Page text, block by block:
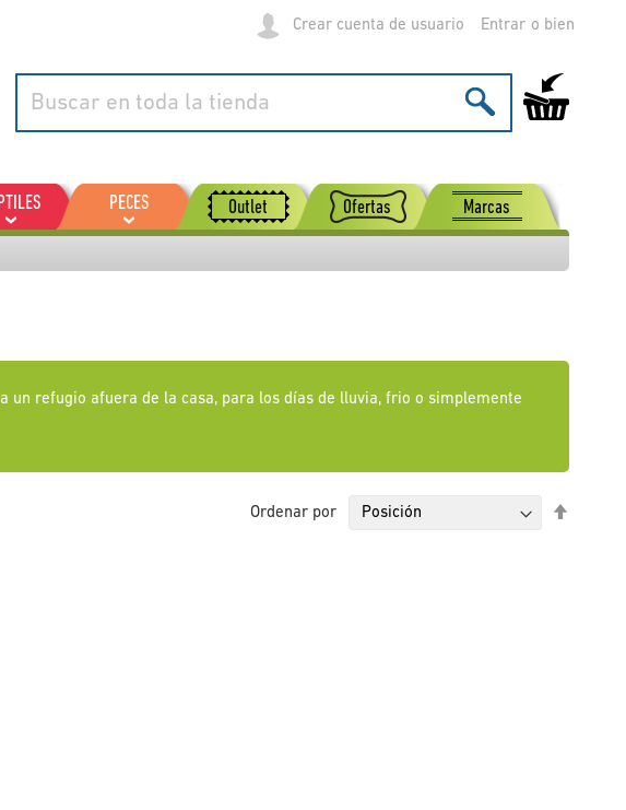
Crear cuenta de usuario Entrar
Mi carrito de
PECES Outlet Ofertas Marcas
un refugio afuera de la casa, para los días de lluvia, frio o simplemente
Ordenar por